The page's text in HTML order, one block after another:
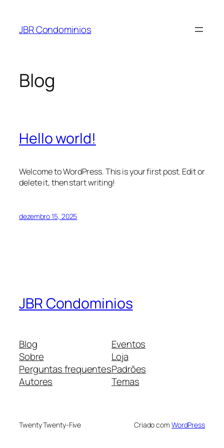
JBR Condominios
Blog
Hello world!
Welcome to WordPress. This is your first post. Edit or
delete it, then start writing!
dezembro 15, 2025
JBR Condominios
Blog
Sobre
Perguntas frequentes
Autores
Eventos
Loja
Padrões
Temas
Twenty Twenty-Five Criado com WordPress